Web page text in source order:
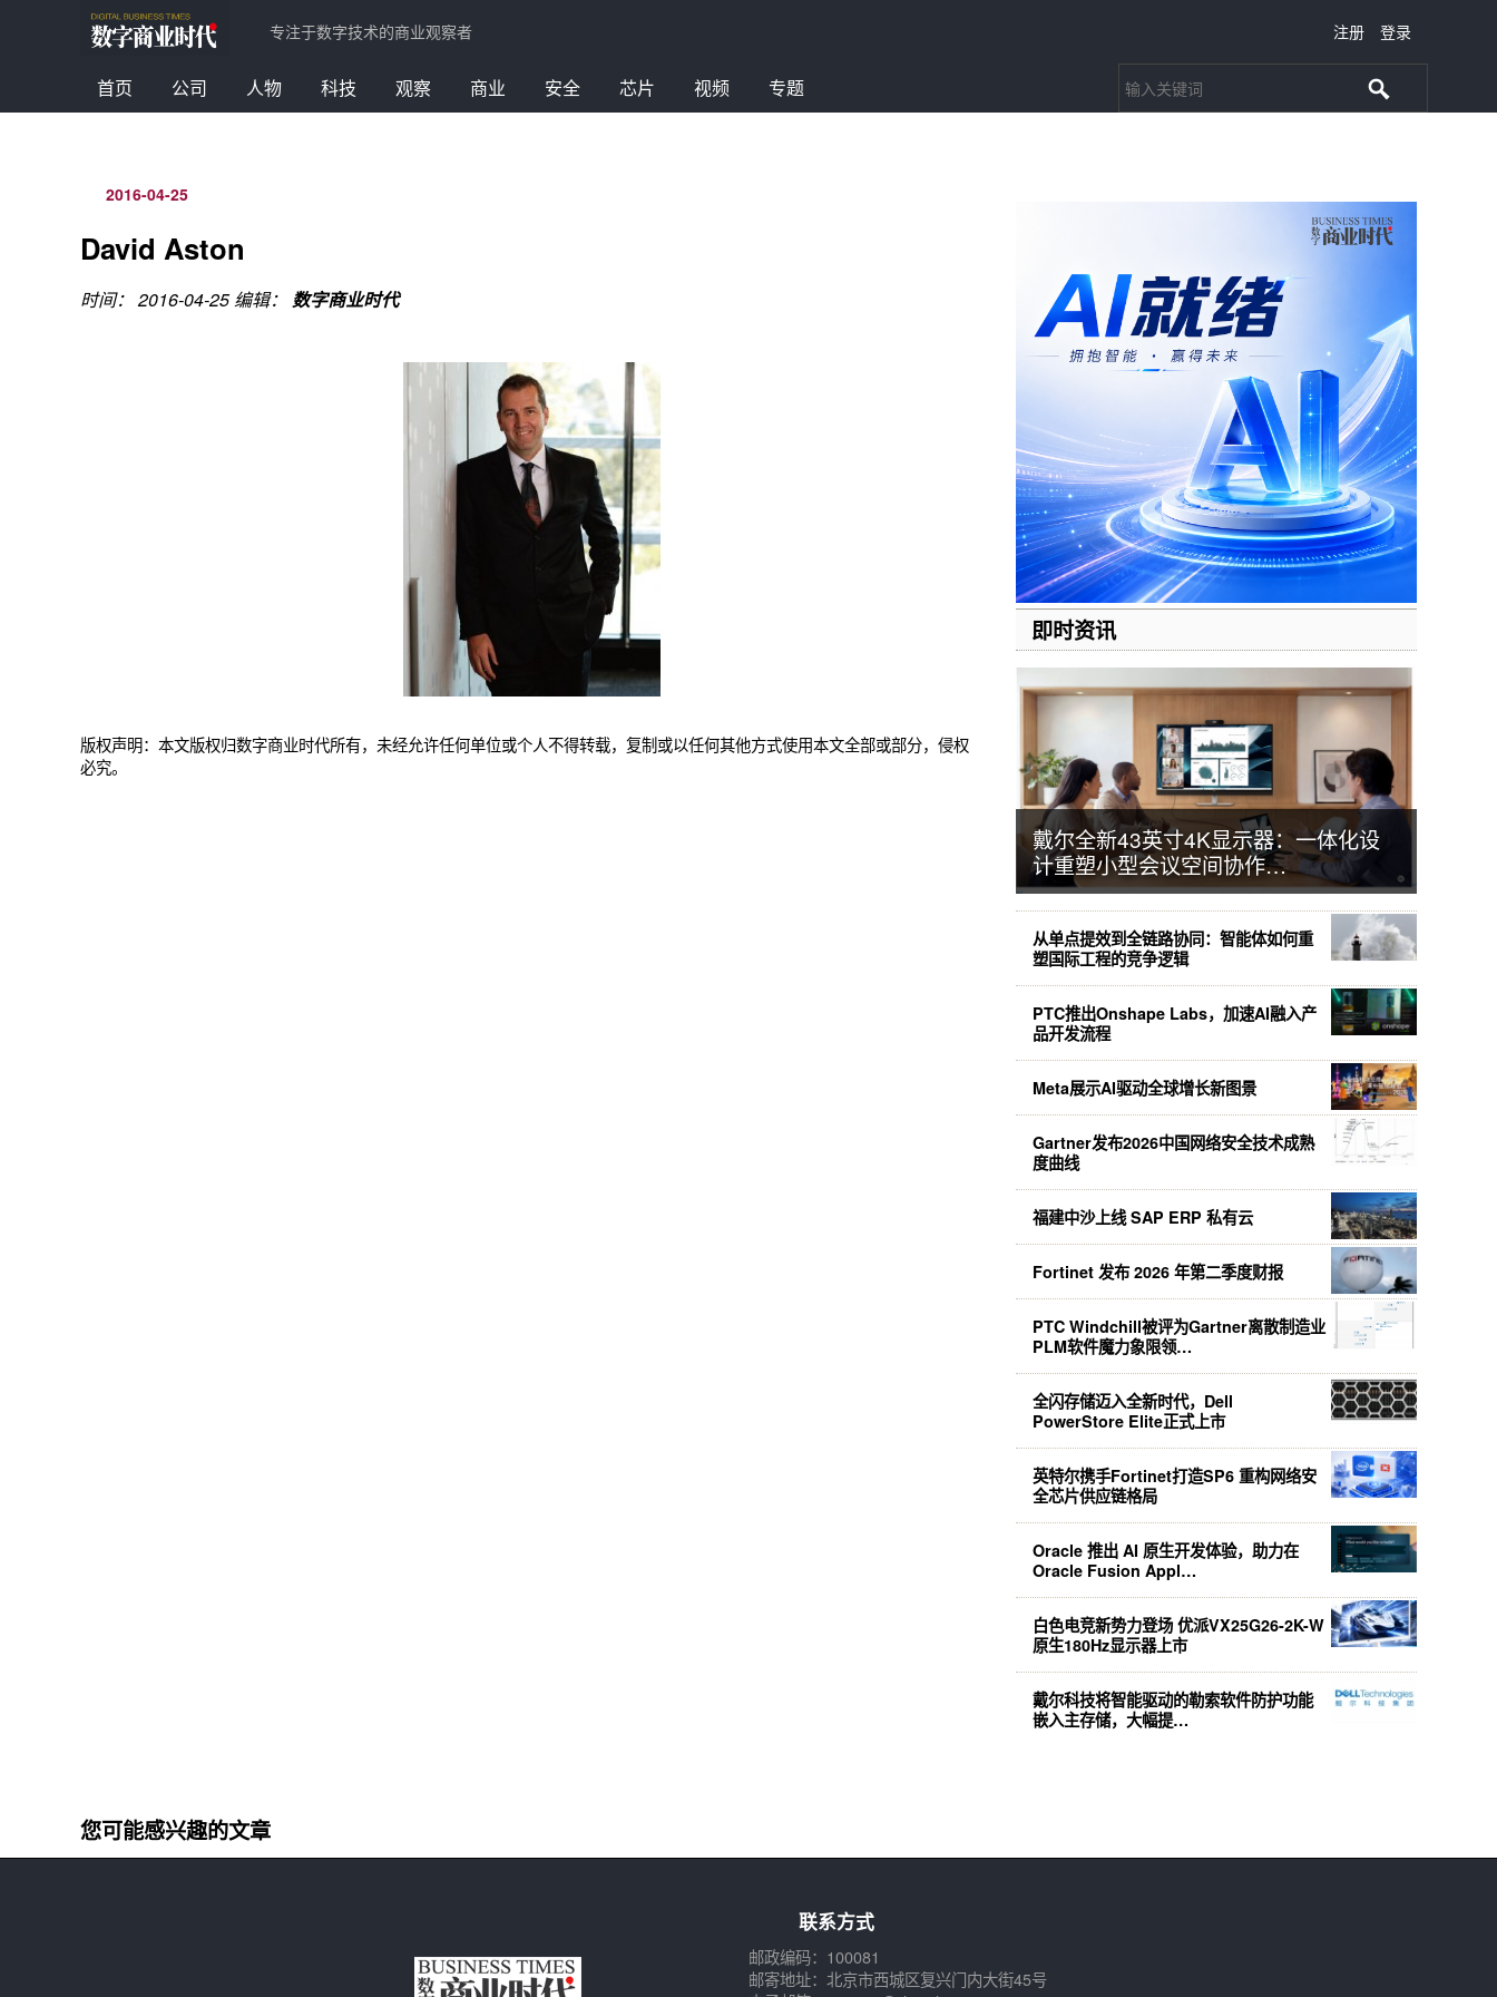
专注于数字技术的商业观察者 注册 登录
首页 公司 人物 科技 观察 商业 安全 芯片 视频 专题
2016-04-25
David Aston
时间： 2016-04-25编辑： 数字商业时代
版权声明：本文版权归数字商业时代所有，未经允许任何单位或个人不得转载，复制或以任何其他方式使用本文全部或部分，侵权
必究。
即时资讯
戴尔全新43英寸4K显示器：一体化设
计重塑小型会议空间协作…
从单点提效到全链路协同：智能体如何重
塑国际工程的竞争逻辑
PTC推出Onshape Labs，加速AI融入产
品开发流程
Meta展示AI驱动全球增长新图景
Gartner发布2026中国网络安全技术成熟
度曲线
福建中沙上线 SAP ERP 私有云
Fortinet 发布 2026 年第二季度财报
PTC Windchill被评为Gartner离散制造业
PLM软件魔力象限领…
全闪存储迈入全新时代，Dell
PowerStore Elite正式上市
英特尔携手Fortinet打造SP6 重构网络安
全芯片供应链格局
Oracle 推出 AI 原生开发体验，助力在
Oracle Fusion Appl…
白色电竞新势力登场 优派VX25G26-2K-W
原生180Hz显示器上市
戴尔科技将智能驱动的勒索软件防护功能
嵌入主存储，大幅提…
您可能感兴趣的文章
联系方式
邮政编码：100081
邮寄地址：北京市西城区复兴门内大街45号